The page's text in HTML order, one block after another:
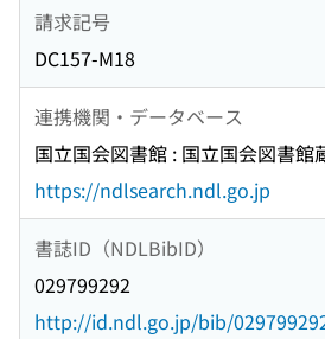
請求記号
DC157-M18
連携機関・データベース
国立国会図書館 : 国立国会図書館
https://ndlsearch.ndl.go.jp
書誌ID（NDLBibID）
029799292
http://id.ndl.go.jp/bib/